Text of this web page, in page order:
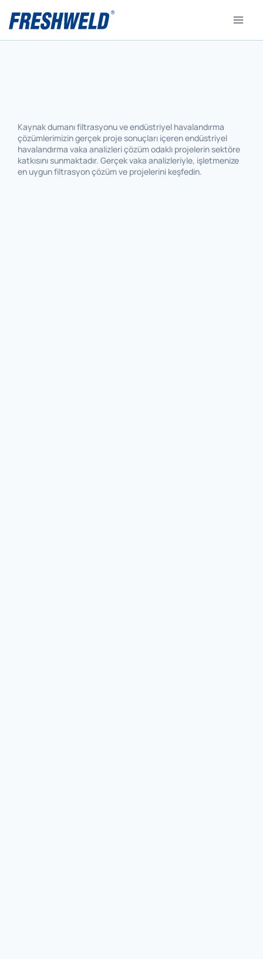
Kaynak dumanı filtrasyonu ve endüstriyel havalandırma
çözümlerimizin gerçek proje sonuçları içeren endüstriyel
havalandırma vaka analizleri çözüm odaklı projelerin sektöre
katkısını sunmaktadır. Gerçek vaka analizleriyle, işletmenize
en uygun filtrasyon çözüm ve projelerini keşfedin.